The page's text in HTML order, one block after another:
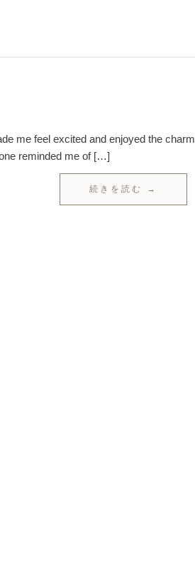
me feel excited and enjoyed the charm
reminded me of […]
続きを読む →